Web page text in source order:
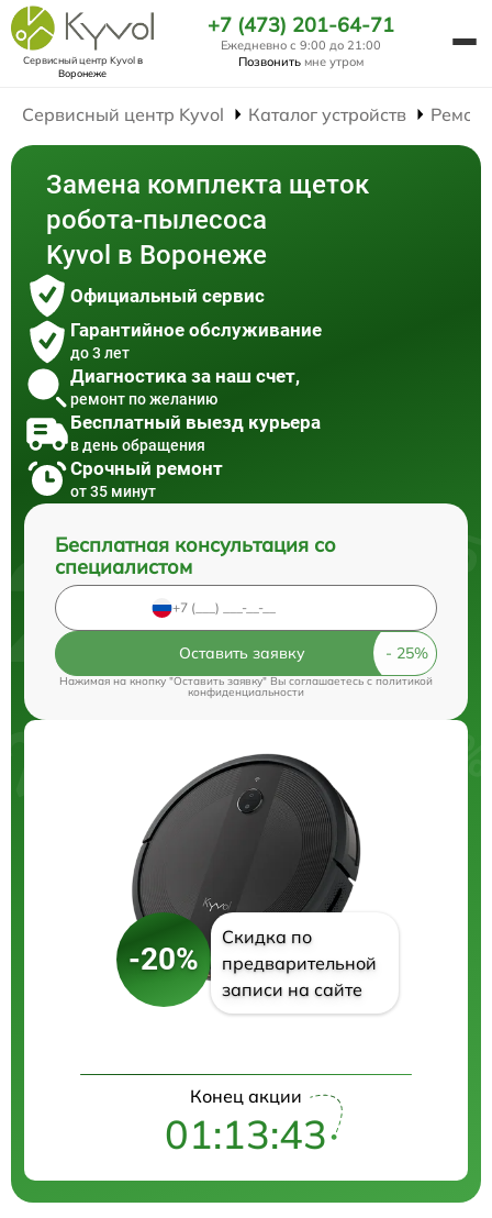
Сервисный центр Kyvolв
Воронеже
+7 (473) 201-64-71
Ежедневно с 9:00 до 21:00
Позвонить мне утром
Сервисный центр Kyvol Каталог устройств
Замена комплекта щеток
робота-пылесоса
Kyvol в Воронеже
Официальный сервис
Гарантийное обслуживание
до 3 лет
Диагностика за наш счет,
ремонт по желанию
Бесплатный выезд курьера
в день обращения
Срочный ремонт
от 35 минут
Бесплатная консультация со
специалистом
Оставить заявку
Нажимая на кнопку "Оставить заявку" Вы соглашаетесь cполитикой
конфиденциальности
-20%
Скидка по
предварительной
записи на сайте
Конец акции
01:13:43